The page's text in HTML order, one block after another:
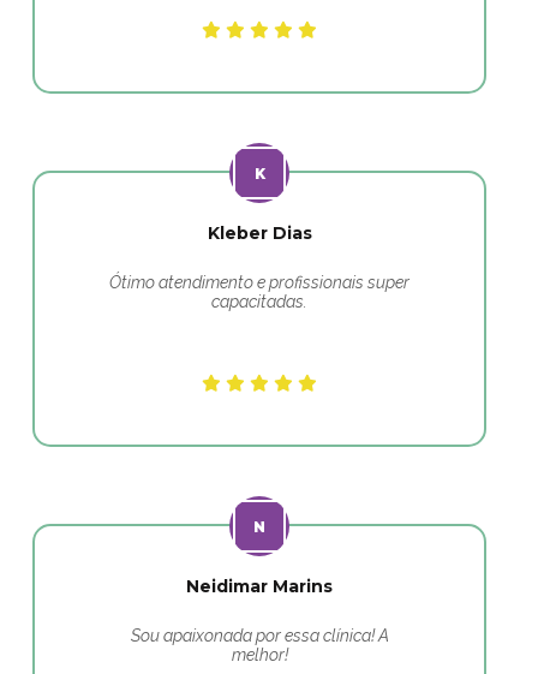
Kleber Dias
Ótimo atendimento e profissionais super
capacitadas.
Neidimar Marins
Sou apaixonada por essa clínica! A
melhor!